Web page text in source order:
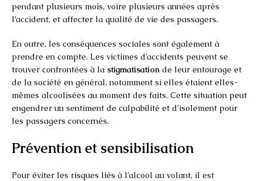
pendant plusieurs mois, voire plusieurs années après
l’accident, et affecter la qualité de vie des passagers.
En outre, les conséquences sociales sont également à
prendre en compte. Les victimes d’accidents peuvent se
trouver confrontées à la stigmatisation de leur entourage et
de la société en général, notamment si elles étaient elles-
mêmes alcoolisées au moment des faits. Cette situation peut
engendrer un sentiment de culpabilité et d’isolement pour
les passagers concernés.
Prévention et sensibilisation
Pour éviter les risques liés à l’alcool au volant, il est